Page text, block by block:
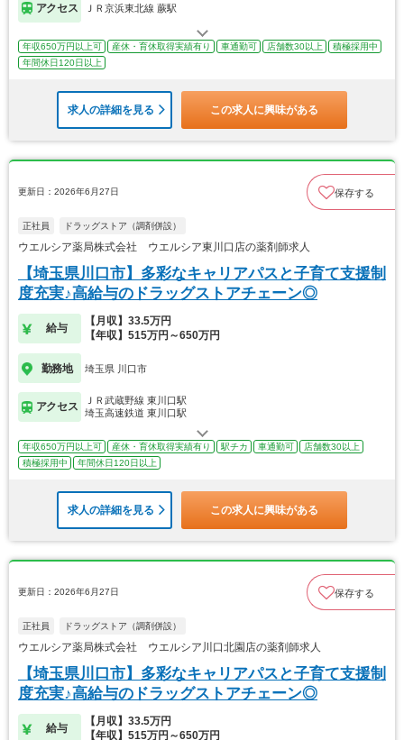
アクセス ＪＲ京浜東北線 蕨駅
年収650万円以上可 産休・育休取得実績有り 車通勤可 店舗数30以上
積極採用中
年間休日120日以上
求人の詳細を見る この求人に興味がある
更新日：2026年6月27日 保存する
正社員 ドラッグストア（調剤併設）
ウエルシア薬局株式会社 ウエルシア東川口店の薬剤師求人
【埼玉県川口市】多彩なキャリアパスと子育て支援制
度充実♪高給与のドラッグストアチェーン◎
給与
【月収】33.5万円
【年収】515万円～650万円
勤務地 埼玉県 川口市
アクセス
ＪＲ武蔵野線 東川口駅
埼玉高速鉄道 東川口駅
年収650万円以上可 産休・育休取得実績有り 駅チカ 車通勤可
店舗数30以上
積極採用中
年間休日120日以上
求人の詳細を見る この求人に興味がある
更新日：2026年6月27日 保存する
正社員 ドラッグストア（調剤併設）
ウエルシア薬局株式会社 ウエルシア川口北園店の薬剤師求人
【埼玉県川口市】多彩なキャリアパスと子育て支援制
度充実♪高給与のドラッグストアチェーン◎
給与
【月収】33.5万円
【年収】515万円～650万円